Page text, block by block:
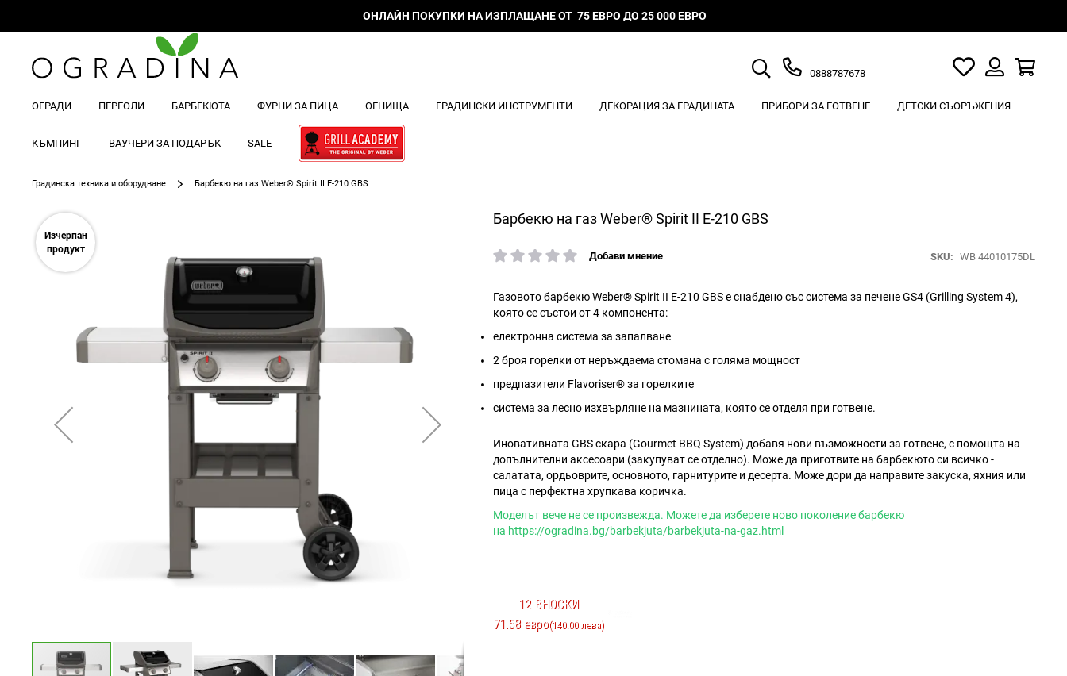
ОНЛАЙН ПОКУПКИ НА ИЗПЛАЩАНЕ ОТ 75 ЕВРО ДО 25 000 ЕВРО
Търсене
0888787678
Моят
списък
любими
ОГРАДИ ПЕРГОЛИ БАРБЕКЮТА ФУРНИ ЗА ПИЦА ОГНИЩА ГРАДИНСКИ ИНСТРУМЕНТИ ДЕКОРАЦИЯ ЗА ГРАДИНАТА ПРИБОРИ ЗА ГОТВЕНЕ ДЕТСКИ СЪОРЪЖЕНИЯ
КЪМПИНГ ВАУЧЕРИ ЗА ПОДАРЪК SALE
Градинска техника и оборудване Барбекю на газ Weber® Spirit II E-210 GBS
Барбекю на газ Weber® Spirit II E-210 GBS
рейтинг:
Добави мнение SKU WB 44010175DL
Газовото барбекю Weber® Spirit II E-210 GBS е снабдено със система за печене GS4 (Grilling System 4),
която се състои от 4 компонента:
електронна система за запалване
2 броя горелки от неръждаема стомана с голяма мощност
предпазители Flavoriser® за горелките
система за лесно изхвърляне на мазнината, която се отделя при готвене.
Иновативната GBS скара (Gourmet BBQ System) добавя нови възможности за готвене, с помощта на
допълнителни аксесоари (закупуват се отделно). Може да приготвите на барбекюто си всичко -
салатата, ордьоврите, основното, гарнитурите и десерта. Може дори да направите закуска, яхния или
пица с перфектна хрупкава коричка.
Mоделът вече не се произвежда. Можете да изберете ново поколение барбекю
на https://ogradina.bg/barbekjuta/barbekjuta-na-gaz.html
12 ВНОСКИ
71.58 евро(140.00 лева)
Изчерпан
продукт
Преминете
към
края
на